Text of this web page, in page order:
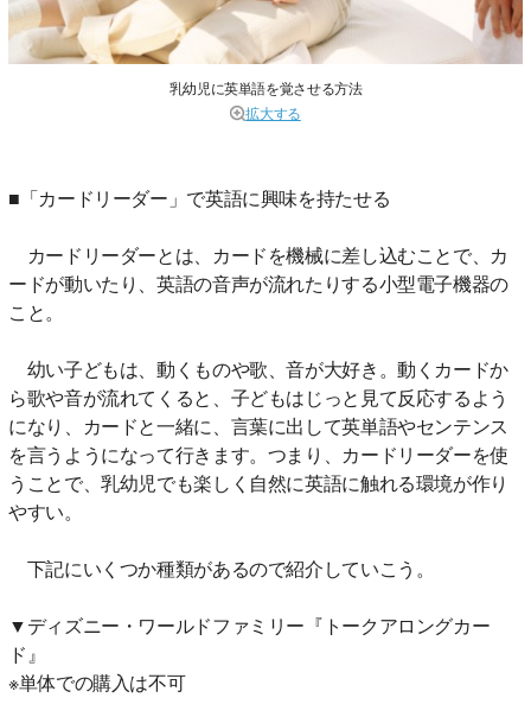
乳幼児に英単語を覚させる方法
拡大する
■「カードリーダー」で英語に興味を持たせる
カードリーダーとは、カードを機械に差し込むことで、カ
ードが動いたり、英語の音声が流れたりする小型電子機器の
こと。
幼い子どもは、動くものや歌、音が大好き。動くカードか
ら歌や音が流れてくると、子どもはじっと見て反応するよう
になり、カードと一緒に、言葉に出して英単語やセンテンス
を言うようになって行きます。つまり、カードリーダーを使
うことで、乳幼児でも楽しく自然に英語に触れる環境が作り
やすい。
下記にいくつか種類があるので紹介していこう。
▼ディズニー・ワールドファミリー『トークアロングカー
ド』
※単体での購入は不可